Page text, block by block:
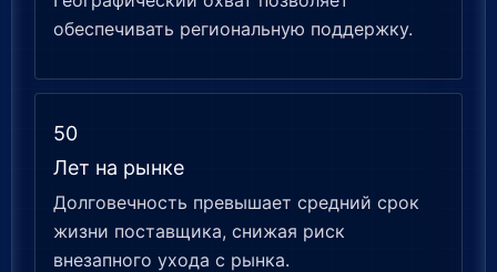
обеспечивать региональную поддержку.
50
Лет на рынке
Долговечность превышает средний срок
жизни поставщика, снижая риск
внезапного ухода с рынка.